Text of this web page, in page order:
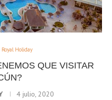
Royal Holiday
QUE VISITAR
4 julio, 2020